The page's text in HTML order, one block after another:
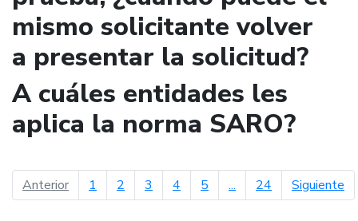
mismo solicitante volver
a presentar la solicitud?
A cuáles entidades les
aplica la norma SARO?
Anteriorpágina anterior
1 2 3 4 5 ... 24 Siguiente